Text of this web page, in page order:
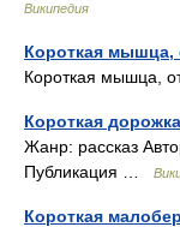
Википедия
Короткая мышца,
Короткая мышца,
Короткая
Жанр: рассказ
Публикация …
Короткая